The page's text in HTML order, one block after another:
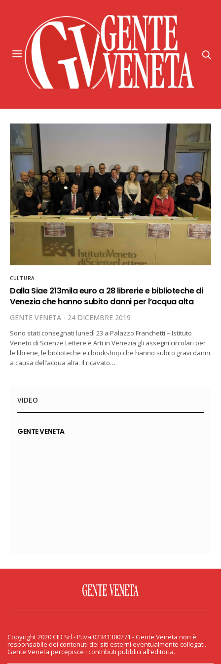
CULTURA
Dalla Siae 213mila euro a 28 librerie e biblioteche di
Venezia che hanno subito danni per l’acqua alta
GENTE VENETA 24 DICEMBRE 2019
Sono stati consegnati lunedì 23 a Palazzo Franchetti – Istituto
Veneto di Scienze Lettere e Arti in Venezia gli assegni circolari per
le librerie, le biblioteche e i bookshop che hanno subito gravi danni
a causa dell’acqua alta. Il ricavato…
VIDEO
GENTE VENETA
PRIVACY & COOKIE
Copyright 2020 CID Srl - P.Iva 02341300271 - Gente Veneta non è responsabile
dei contenuti dei siti esterni eventualmente collegati. Gente Veneta percepisce
Copyright 2020 CID Srl - P.Iva 02341300271 - Gente Veneta non è
responsabile dei contenuti dei siti esterni eventualmente collegati.
Gente Veneta percepisce i contributi pubblici all’editoria.